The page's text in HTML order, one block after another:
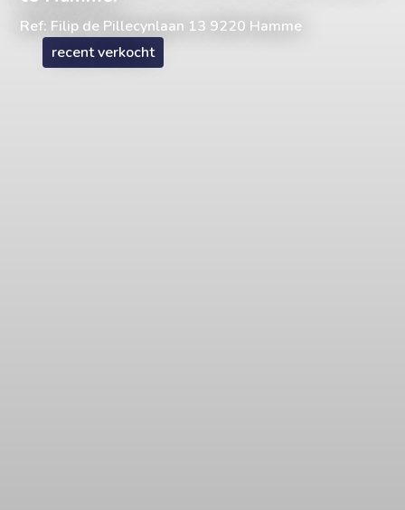
Ref: Filip de Pillecynlaan 13 9220 Hamme
recent verkocht